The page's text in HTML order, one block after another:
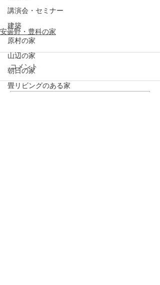
講演会・セミナー
建築
原村の家
山辺の家
朝日の家
畳リビングのある家
安曇野・豊科の家
コメント